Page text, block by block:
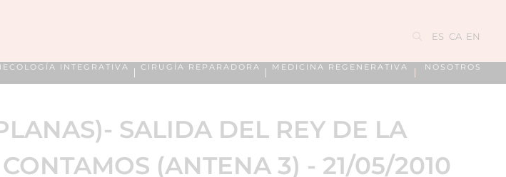
ES CA EN
INTEGRATIVA CIRUGÍA REPARADORA MEDICINA REGENERATIVA NOSOTROS
SALIDA DEL REY DE LA
(ANTENA 3) - 21/05/2010